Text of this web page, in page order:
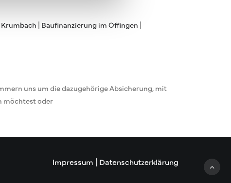
| Baufinanzierung im Offingen |
uns um die dazugehörige Absicherung, mit
möchtest oder
Impressum | Datenschutzerklärung